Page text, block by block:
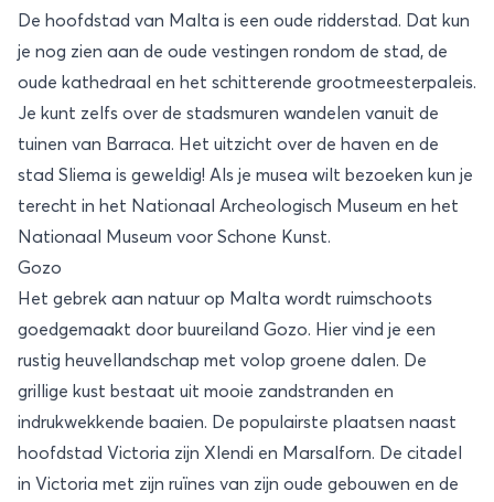
De hoofdstad van Malta is een oude ridderstad. Dat kun
je nog zien aan de oude vestingen rondom de stad, de
oude kathedraal en het schitterende grootmeesterpaleis.
Je kunt zelfs over de stadsmuren wandelen vanuit de
tuinen van Barraca. Het uitzicht over de haven en de
stad Sliema is geweldig! Als je musea wilt bezoeken kun je
terecht in het Nationaal Archeologisch Museum en het
Nationaal Museum voor Schone Kunst.
Gozo
Het gebrek aan natuur op Malta wordt ruimschoots
goedgemaakt door buureiland Gozo. Hier vind je een
rustig heuvellandschap met volop groene dalen. De
grillige kust bestaat uit mooie zandstranden en
indrukwekkende baaien. De populairste plaatsen naast
hoofdstad Victoria zijn Xlendi en Marsalforn. De citadel
in Victoria met zijn ruïnes van zijn oude gebouwen en de